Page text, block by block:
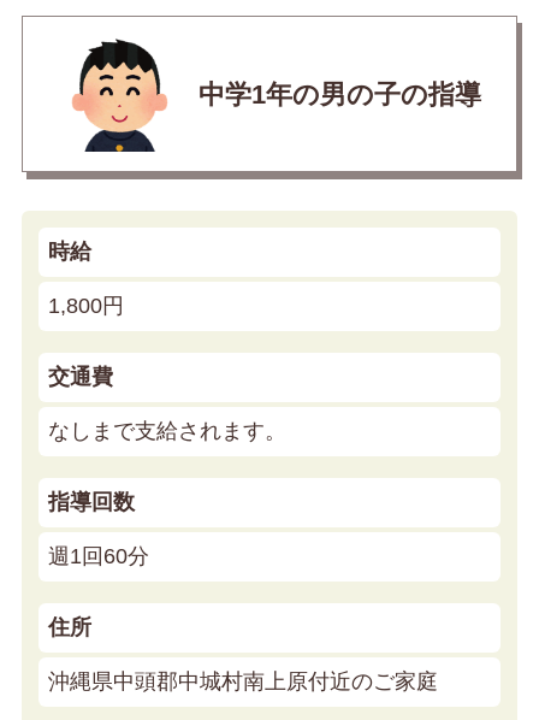
中学1年の男の子の指導
時給
1,800円
交通費
なしまで支給されます。
指導回数
週1回60分
住所
沖縄県中頭郡中城村南上原付近のご家庭